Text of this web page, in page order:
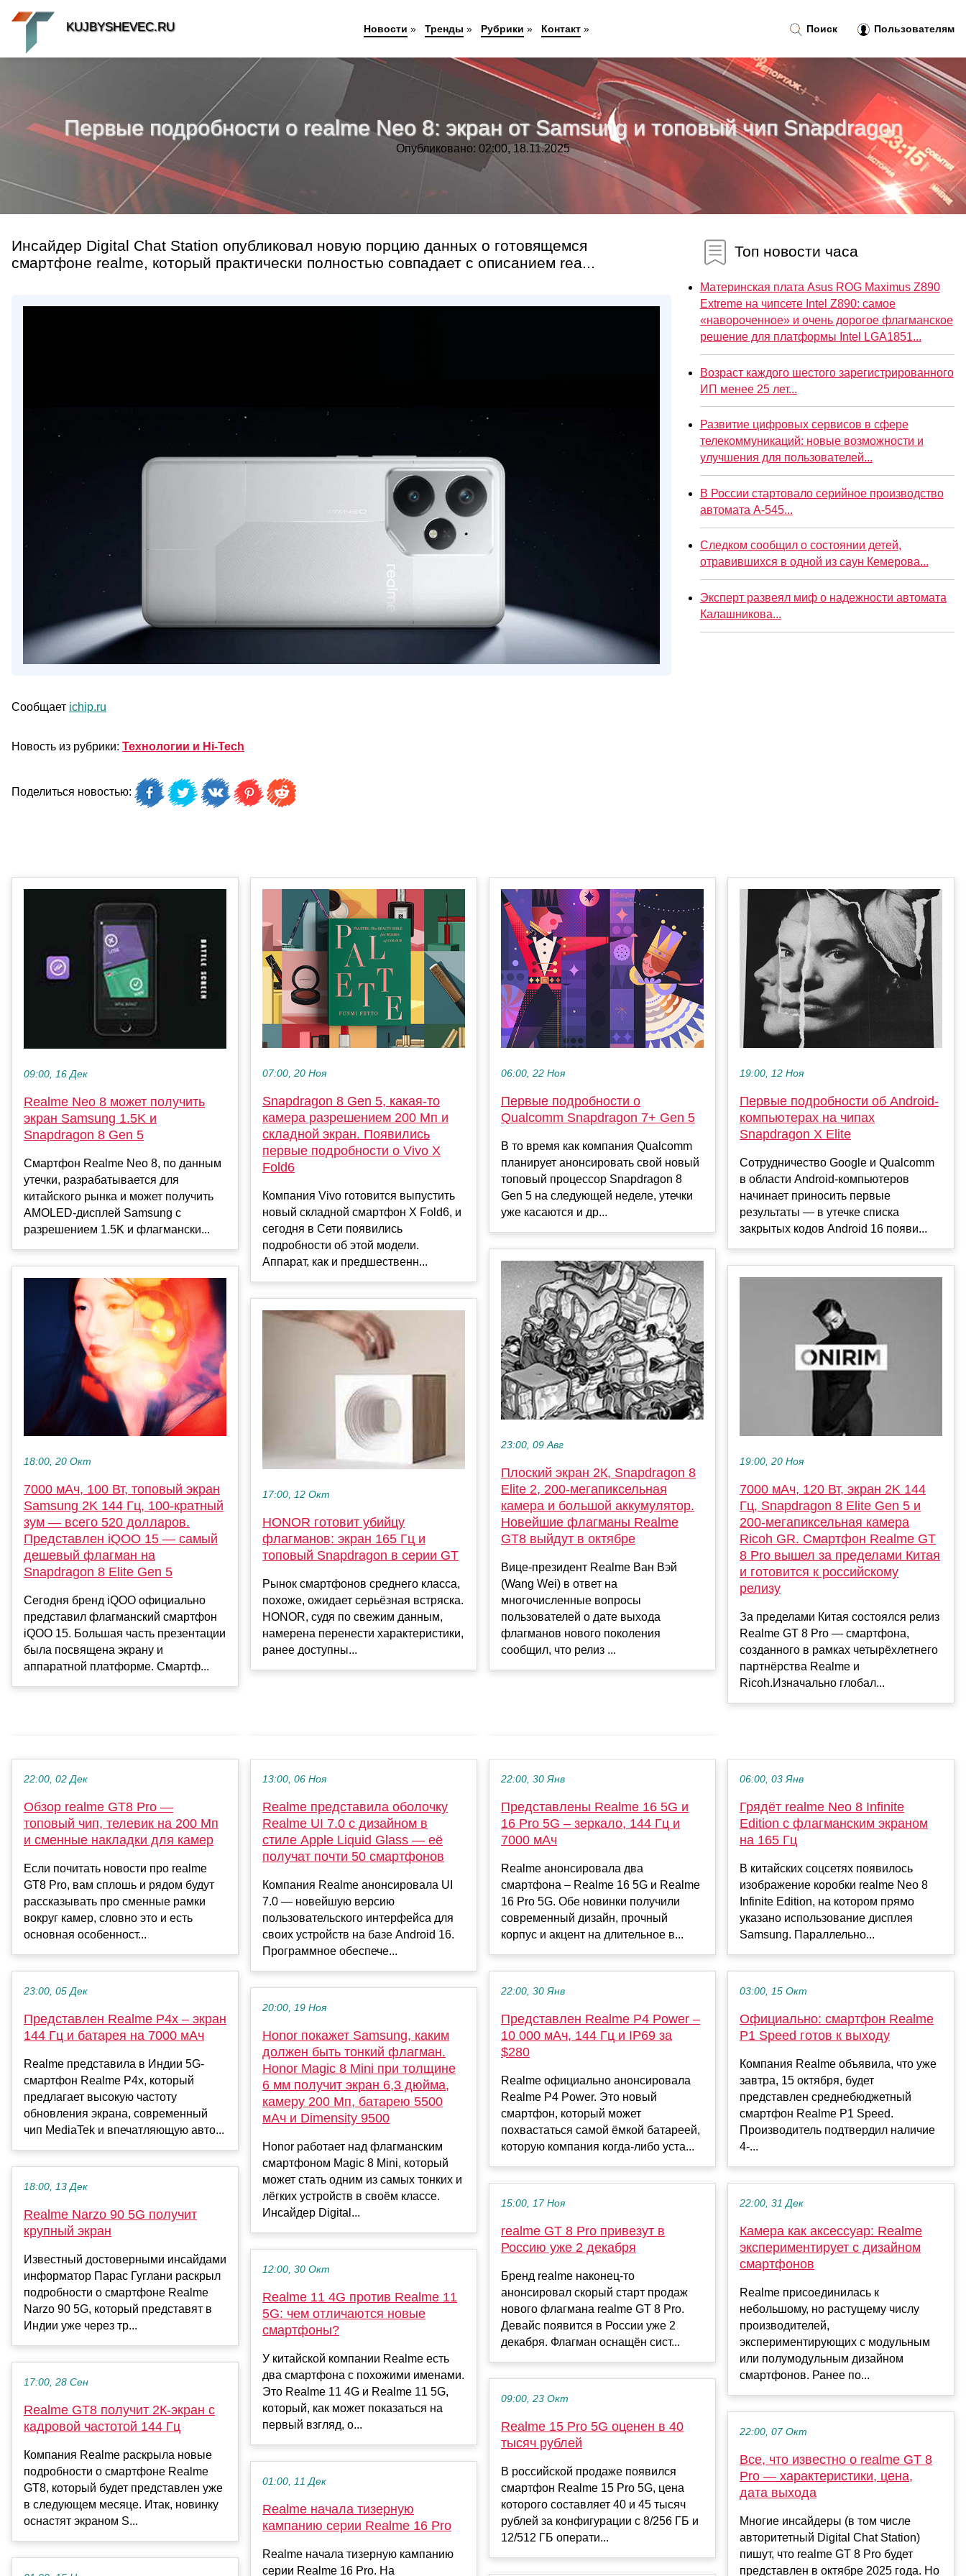
Первые подробности о realme Neo 8: экран от Samsung и топовый чип Snapdragon
Опубликовано: 02:00, 18.11.2025
Инсайдер Digital Chat Station опубликовал новую порцию данных о готовящемся
смартфоне realme, который практически полностью совпадает с описанием rea...
Сообщает ichip.ru
Новость из рубрики: Технологии и Hi-Tech
Поделиться новостью:
Топ новости часа
Материнская плата Asus ROG Maximus Z890
Extreme на чипсете Intel Z890: самое
«навороченное» и очень дорогое флагманское
решение для платформы Intel LGA1851...
Возраст каждого шестого зарегистрированного
ИП менее 25 лет...
Развитие цифровых сервисов в сфере
телекоммуникаций: новые возможности и
улучшения для пользователей...
В России стартовало серийное производство
автомата А-545...
Следком сообщил о состоянии детей,
отравившихся в одной из саун Кемерова...
Эксперт развеял миф о надежности автомата
Калашникова...
09:00, 16 Дек
Realme Neo 8 может получить
экран Samsung 1.5K и
Snapdragon 8 Gen 5
Смартфон Realme Neo 8, по данным
утечки, разрабатывается для
китайского рынка и может получить
AMOLED-дисплей Samsung с
разрешением 1.5K и флагмански...
18:00, 20 Окт
7000 мАч, 100 Вт, топовый экран
Samsung 2K 144 Гц, 100-кратный
зум — всего 520 долларов.
Представлен iQOO 15 — самый
дешевый флагман на
Snapdragon 8 Elite Gen 5
Сегодня бренд iQOO официально
представил флагманский смартфон
iQOO 15. Большая часть презентации
была посвящена экрану и
аппаратной платформе. Смартф...
07:00, 20 Ноя
Snapdragon 8 Gen 5, какая-то
камера разрешением 200 Мп и
складной экран. Появились
первые подробности о Vivo X
Fold6
Компания Vivo готовится выпустить
новый складной смартфон X Fold6, и
сегодня в Сети появились
подробности об этой модели.
Аппарат, как и предшественн...
17:00, 12 Окт
HONOR готовит убийцу
флагманов: экран 165 Гц и
топовый Snapdragon в серии GT
Рынок смартфонов среднего класса,
похоже, ожидает серьёзная встряска.
HONOR, судя по свежим данным,
намерена перенести характеристики,
ранее доступны...
06:00, 22 Ноя
Первые подробности о
Qualcomm Snapdragon 7+ Gen 5
В то время как компания Qualcomm
планирует анонсировать свой новый
топовый процессор Snapdragon 8
Gen 5 на следующей неделе, утечки
уже касаются и др...
23:00, 09 Авг
Плоский экран 2К, Snapdragon 8
Elite 2, 200-мегапиксельная
камера и большой аккумулятор.
Новейшие флагманы Realme
GT8 выйдут в октябре
Вице-президент Realme Ван Вэй
(Wang Wei) в ответ на
многочисленные вопросы
пользователей о дате выхода
флагманов нового поколения
сообщил, что релиз ...
19:00, 12 Ноя
Первые подробности об Android-
компьютерах на чипах
Snapdragon X Elite
Сотрудничество Google и Qualcomm
в области Android-компьютеров
начинает приносить первые
результаты — в утечке списка
закрытых кодов Android 16 появи...
19:00, 20 Ноя
7000 мАч, 120 Вт, экран 2K 144
Гц, Snapdragon 8 Elite Gen 5 и
200-мегапиксельная камера
Ricoh GR. Смартфон Realme GT
8 Pro вышел за пределами Китая
и готовится к российскому
релизу
За пределами Китая состоялся релиз
Realme GT 8 Pro — смартфона,
созданного в рамках четырёхлетнего
партнёрства Realme и
Ricoh.Изначально глобал...
22:00, 02 Дек
Обзор realme GT8 Pro —
топовый чип, телевик на 200 Мп
и сменные накладки для камер
Если почитать новости про realme
GT8 Pro, вам сплошь и рядом будут
рассказывать про сменные рамки
вокруг камер, словно это и есть
основная особенност...
23:00, 05 Дек
Представлен Realme P4x – экран
144 Гц и батарея на 7000 мАч
Realme представила в Индии 5G-
смартфон Realme P4x, который
предлагает высокую частоту
обновления экрана, современный
чип MediaTek и впечатляющую авто...
18:00, 13 Дек
Realme Narzo 90 5G получит
крупный экран
Известный достоверными инсайдами
информатор Парас Гуглани раскрыл
подробности о смартфоне Realme
Narzo 90 5G, который представят в
Индии уже через тр...
17:00, 28 Сен
Realme GT8 получит 2К-экран с
кадровой частотой 144 Гц
Компания Realme раскрыла новые
подробности о смартфоне Realme
GT8, который будет представлен уже
в следующем месяце. Итак, новинку
оснастят экраном S...
13:00, 06 Ноя
Realme представила оболочку
Realme UI 7.0 с дизайном в
стиле Apple Liquid Glass — её
получат почти 50 смартфонов
Компания Realme анонсировала UI
7.0 — новейшую версию
пользовательского интерфейса для
своих устройств на базе Android 16.
Программное обеспече...
20:00, 19 Ноя
Honor покажет Samsung, каким
должен быть тонкий флагман.
Honor Magic 8 Mini при толщине
6 мм получит экран 6,3 дюйма,
камеру 200 Мп, батарею 5500
мАч и Dimensity 9500
Honor работает над флагманским
смартфоном Magic 8 Mini, который
может стать одним из самых тонких и
лёгких устройств в своём классе.
Инсайдер Digital...
12:00, 30 Окт
Realme 11 4G против Realme 11
5G: чем отличаются новые
смартфоны?
У китайской компании Realme есть
два смартфона с похожими именами.
Это Realme 11 4G и Realme 11 5G,
который, как может показаться на
первый взгляд, о...
01:00, 11 Дек
Realme начала тизерную
кампанию серии Realme 16 Pro
Realme начала тизерную кампанию
серии Realme 16 Pro. На
22:00, 30 Янв
Представлены Realme 16 5G и
16 Pro 5G – зеркало, 144 Гц и
7000 мАч
Realme анонсировала два
смартфона – Realme 16 5G и Realme
16 Pro 5G. Обе новинки получили
современный дизайн, прочный
корпус и акцент на длительное в...
22:00, 30 Янв
Представлен Realme P4 Power –
10 000 мАч, 144 Гц и IP69 за
$280
Realme официально анонсировала
Realme P4 Power. Это новый
смартфон, который может
похвастаться самой ёмкой батареей,
которую компания когда-либо уста...
15:00, 17 Ноя
realme GT 8 Pro привезут в
Россию уже 2 декабря
Бренд realme наконец-то
анонсировал скорый старт продаж
нового флагмана realme GT 8 Pro.
Девайс появится в России уже 2
декабря. Флагман оснащён сист...
09:00, 23 Окт
Realme 15 Pro 5G оценен в 40
тысяч рублей
В российской продаже появился
смартфон Realme 15 Pro 5G, цена
которого составляет 40 и 45 тысяч
рублей за конфигурации с 8/256 ГБ и
12/512 ГБ операти...
06:00, 03 Янв
Грядёт realme Neo 8 Infinite
Edition с флагманским экраном
на 165 Гц
В китайских соцсетях появилось
изображение коробки realme Neo 8
Infinite Edition, на котором прямо
указано использование дисплея
Samsung. Параллельно...
03:00, 15 Окт
Официально: смартфон Realme
P1 Speed готов к выходу
Компания Realme объявила, что уже
завтра, 15 октября, будет
представлен среднебюджетный
смартфон Realme P1 Speed.
Производитель подтвердил наличие
4-...
22:00, 31 Дек
Камера как аксессуар: Realme
экспериментирует с дизайном
смартфонов
Realme присоединилась к
небольшому, но растущему числу
производителей,
экспериментирующих с модульным
или полумодульным дизайном
смартфонов. Ранее по...
22:00, 07 Окт
Все, что известно о realme GT 8
Pro — характеристики, цена,
дата выхода
Многие инсайдеры (в том числе
авторитетный Digital Chat Station)
пишут, что realme GT 8 Pro будет
представлен в октябре 2025 года. Но
Поиск Пользователям
KUJBYSHEVEC.RU Новости » Тренды » Рубрики » Контакт»